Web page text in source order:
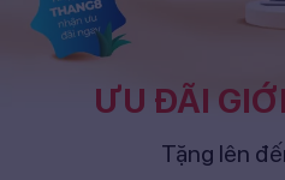
ƯU ĐÃI
Tặng lên